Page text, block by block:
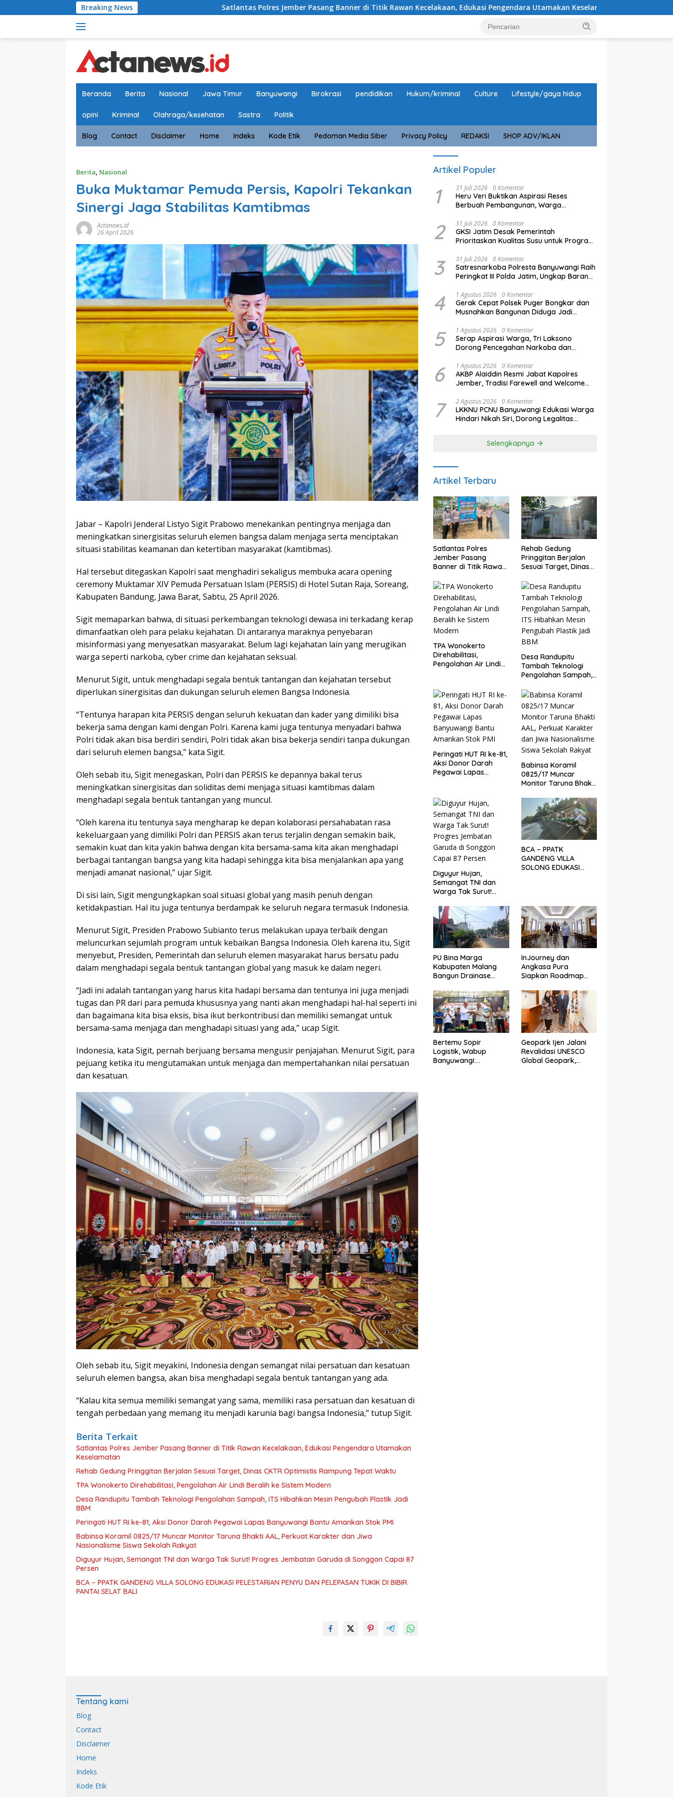
ke
Breaking News Satlantas Polres Jember Pasang Banner di Titik Rawan Kecelakaan, Edukasi Pengendara Utamakan Keselamatan Rehab Gedung
Beranda Berita Nasional Jawa Timur Banyuwangi Birokrasi pendidikan Hukum/kriminal Culture Lifestyle/gaya hidup
opini Kriminal Olahraga/kesehatan Sastra Politik
Blog Contact Disclaimer Home Indeks Kode Etik Pedoman Media Siber Privacy Policy REDAKSI SHOP ADV/IKLAN
Berita, Nasional
Buka Muktamar Pemuda Persis, Kapolri Tekankan
Sinergi Jaga Stabilitas Kamtibmas
Actanews.id
26 April 2026
Jabar – Kapolri Jenderal Listyo Sigit Prabowo menekankan pentingnya menjaga dan
meningkatkan sinergisitas seluruh elemen bangsa dalam menjaga serta menciptakan
situasi stabilitas keamanan dan ketertiban masyarakat (kamtibmas).
Hal tersebut ditegaskan Kapolri saat menghadiri sekaligus membuka acara opening
ceremony Muktamar XIV Pemuda Persatuan Islam (PERSIS) di Hotel Sutan Raja, Soreang,
Kabupaten Bandung, Jawa Barat, Sabtu, 25 April 2026.
Sigit memaparkan bahwa, di situasi perkembangan teknologi dewasa ini terkadang kerap
dimanfaatkan oleh para pelaku kejahatan. Di antaranya maraknya penyebaran
misinformasi yang menyesatkan masyarakat. Belum lagi kejahatan lain yang merugikan
warga seperti narkoba, cyber crime dan kejahatan seksual.
Menurut Sigit, untuk menghadapi segala bentuk tantangan dan kejahatan tersebut
diperlukan sinergisitas dan dukungan seluruh elemen Bangsa Indonesia.
“Tentunya harapan kita PERSIS dengan seluruh kekuatan dan kader yang dimiliki bisa
bekerja sama dengan kami dengan Polri. Karena kami juga tentunya menyadari bahwa
Polri tidak akan bisa berdiri sendiri, Polri tidak akan bisa bekerja sendiri tanpa dukungan
dari seluruh elemen bangsa,” kata Sigit.
Oleh sebab itu, Sigit menegaskan, Polri dan PERSIS ke depannya bakal terus
meningkatkan sinergisitas dan soliditas demi menjaga situasi kamtibmas dalam
menghadapi segala bentuk tantangan yang muncul.
“Oleh karena itu tentunya saya mengharap ke depan kolaborasi persahabatan rasa
kekeluargaan yang dimiliki Polri dan PERSIS akan terus terjalin dengan semakin baik,
semakin kuat dan kita yakin bahwa dengan kita bersama-sama kita akan menghadapi
berbagai tantangan bangsa yang kita hadapi sehingga kita bisa menjalankan apa yang
menjadi amanat nasional,” ujar Sigit.
Di sisi lain, Sigit mengungkapkan soal situasi global yang masih penuh dengan
ketidakpastian. Hal itu juga tentunya berdampak ke seluruh negara termasuk Indonesia.
Menurut Sigit, Presiden Prabowo Subianto terus melakukan upaya terbaik dengan
meluncurkan sejumlah program untuk kebaikan Bangsa Indonesia. Oleh karena itu, Sigit
menyebut, Presiden, Pemerintah dan seluruh elemen masyarakat harus bersatu padu
dalam menghadapi segala bentuk tantangan global yang masuk ke dalam negeri.
“Jadi ini adalah tantangan yang harus kita hadapi bersama dan tentunya ini juga menjadi
tugas dan PR dari para pemuda khususnya yang nanti akan menghadapi hal-hal seperti ini
dan bagaimana kita bisa eksis, bisa ikut berkontribusi dan memiliki semangat untuk
bersama-sama menjaga dan menghadapi situasi yang ada,” ucap Sigit.
Indonesia, kata Sigit, pernah berjuang bersama mengusir penjajahan. Menurut Sigit, para
pejuang ketika itu mengutamakan untuk menjaga dan mempertahankan nilai persatuan
dan kesatuan.
Oleh sebab itu, Sigit meyakini, Indonesia dengan semangat nilai persatuan dan kesatuan
seluruh elemen bangsa, akan bisa menghadapi segala bentuk tantangan yang ada.
“Kalau kita semua memiliki semangat yang sama, memiliki rasa persatuan dan kesatuan di
tengah perbedaan yang memang itu menjadi karunia bagi bangsa Indonesia,” tutup Sigit.
Berita Terkait
Satlantas Polres Jember Pasang Banner di Titik Rawan Kecelakaan, Edukasi Pengendara Utamakan
Keselamatan
Rehab Gedung Pringgitan Berjalan Sesuai Target, Dinas CKTR Optimistis Rampung Tepat Waktu
TPA Wonokerto Direhabilitasi, Pengolahan Air Lindi Beralih ke Sistem Modern
Desa Randupitu Tambah Teknologi Pengolahan Sampah, ITS Hibahkan Mesin Pengubah Plastik Jadi
BBM
Peringati HUT RI ke-81, Aksi Donor Darah Pegawai Lapas Banyuwangi Bantu Amankan Stok PMI
Babinsa Koramil 0825/17 Muncar Monitor Taruna Bhakti AAL, Perkuat Karakter dan Jiwa
Nasionalisme Siswa Sekolah Rakyat
Diguyur Hujan, Semangat TNI dan Warga Tak Surut! Progres Jembatan Garuda di Songgon Capai 87
Persen
BCA – PPATK GANDENG VILLA SOLONG EDUKASI PELESTARIAN PENYU DAN PELEPASAN TUKIK DI BIBIR
PANTAI SELAT BALI
Artikel Populer
1 31 Juli 2026 0 Komentar
Heru Veri Buktikan Aspirasi Reses
Berbuah Pembangunan, Warga
2 31 Juli 2026 0 Komentar
GKSI Jatim Desak Pemerintah
Prioritaskan Kualitas Susu untuk Program
3 31 Juli 2026 0 Komentar
Satresnarkoba Polresta Banyuwangi Raih
Peringkat III Polda Jatim, Ungkap Barang
2026
4 1 Agustus 2026 0 Komentar
Gerak Cepat Polsek Puger Bongkar dan
Musnahkan Bangunan Diduga Jadi
5 1 Agustus 2026 0 Komentar
Serap Aspirasi Warga, Tri Laksono
Dorong Pencegahan Narkoba dan
6 1 Agustus 2026 0 Komentar
AKBP Alaiddin Resmi Jabat Kapolres
Jember, Tradisi Farewell and Welcome
7 2 Agustus 2026 0 Komentar
LKKNU PCNU Banyuwangi Edukasi Warga
Hindari Nikah Siri, Dorong Legalitas
Selengkapnya
Artikel Terbaru
Satlantas Polres
Jember Pasang
Banner di Titik Rawan
Pengendara
Utamakan
Keselamatan
Rehab Gedung
Pringgitan Berjalan
Sesuai Target, Dinas
Rampung Tepat
Waktu
TPA Wonokerto
Direhabilitasi,
Pengolahan Air Lindi
Desa Randupitu
Tambah Teknologi
Pengolahan Sampah,
Pengubah Plastik Jadi
BBM
Peringati HUT RI ke-81,
Aksi Donor Darah
Pegawai Lapas
Babinsa Koramil
0825/17 Muncar
Monitor Taruna Bhakti
dan Jiwa
Nasionalisme Siswa
Sekolah Rakyat
Diguyur Hujan,
Semangat TNI dan
Warga Tak Surut!
Garuda di Songgon
Capai 87 Persen
BCA – PPATK
GANDENG VILLA
SOLONG EDUKASI
PU Bina Marga
Kabupaten Malang
Bangun Drainase
Panggungrejo, Atasi
Genangan Air
InJourney dan
Angkasa Pura
Siapkan Roadmap
Banyuwangi Mulai
Event hingga
Konektivitas
Bertemu Sopir
Logistik, Wabup
Banyuwangi:
Geopark Ijen Jalani
Revalidasi UNESCO
Global Geopark,
Tentang kami
Blog
Contact
Disclaimer
Home
Indeks
Kode Etik